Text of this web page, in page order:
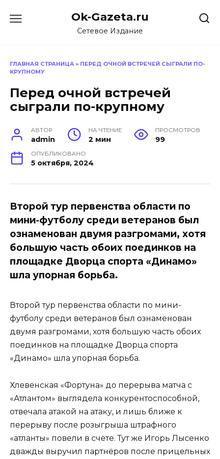
Ok-Gazeta.ru
Сетевое Издание
ГЛАВНАЯ СТРАНИЦА » ПЕРЕД ОЧНОЙ ВСТРЕЧЕЙ СЫГРАЛИ ПО-
КРУПНОМУ
Перед очной встречей
сыграли по-крупному
АВТОР
admin
НА ЧТЕНИЕ
2 мин
ПРОСМОТРОВ
99
ОПУБЛИКОВАНО
5 октября, 2024
Второй тур первенства области по
мини-футболу среди ветеранов был
ознаменован двумя разгромами, хотя
большую часть обоих поединков на
площадке Дворца спорта «Динамо»
шла упорная борьба.
Второй тур первенства области по мини-
футболу среди ветеранов был ознаменован
двумя разгромами, хотя большую часть обоих
поединков на площадке Дворца спорта
«Динамо» шла упорная борьба.
Хлевенская «Фортуна» до перерыва матча с
«Атлантом» выглядела конкурентоспособной,
отвечала атакой на атаку, и лишь ближе к
перерыву после розыгрыша штрафного
«атланты» повели в счёте. Тут же Игорь Лысенко
дважды выручил партнёров после прицельных